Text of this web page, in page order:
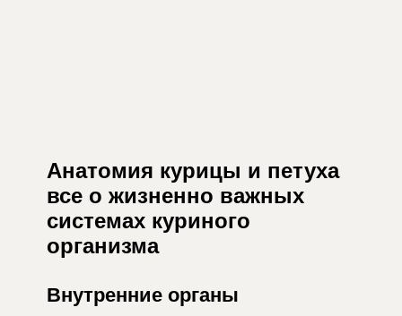
Анатомия курицы и петуха
все о жизненно важных
системах куриного
организма
Внутренние органы